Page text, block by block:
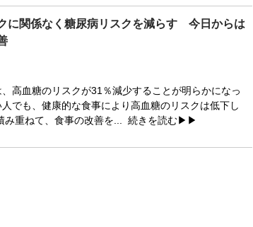
に関係なく糖尿病リスクを減らす 今日からは
高血糖のリスクが31％減少することが明らかになっ
でも、健康的な食事により高血糖のリスクは低下し
重ねて、食事の改善を... 続きを読む▶▶